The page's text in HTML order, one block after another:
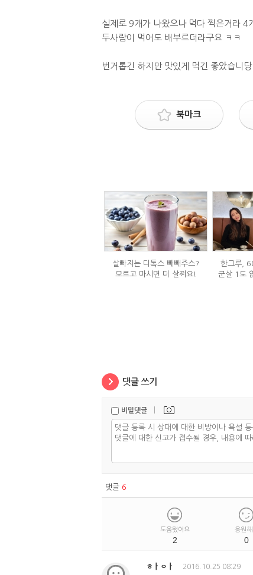
실제로 9개가 나왔으나 먹다 찍은거라 4
두사람이 먹어도 배부르더라구요 ㅋㅋ
번거롭긴 하지만 맛있게 먹긴 좋았습니당
북마크
살빠지는 디톡스 빼빼주스?
모르고 마시면 더 살쩌요!
한그루,
군살 1도
비밀댓글 |
댓글 6
도움됐어요
2
응원
0
ㅎㅏㅇㅏ 2016.10.25 08:29